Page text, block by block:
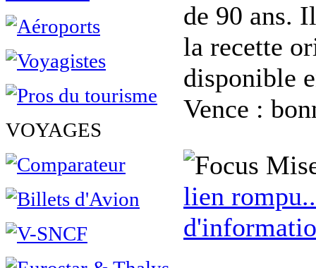
VOYAGES
de 90 ans.
la recette
disponible
Vence :
lien